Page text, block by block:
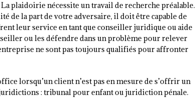
plaidoirie nécessite un travail de recherche préalable.
de la part de votre adversaire, il doit être capable de
leur service en tant que conseiller juridique ou aide
ou les défendre dans un problème pour relever
ne sont pas toujours qualifiés pour affronter
lorsqu’un client n’est pas en mesure de s’offrir un
: tribunal pour enfant ou juridiction pénale.